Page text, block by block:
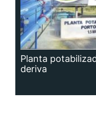
Planta
deriva